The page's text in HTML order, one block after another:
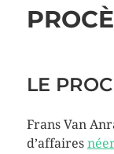
LE
Frans Van
d’affaires